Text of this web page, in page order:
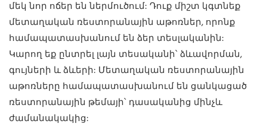
մեկ նոր ոճեր են ներմուծում: Դուք միշտ կգտնեք
մետաղական ռեստորանային աթոռներ, որոնք
համապատասխանում են ձեր տեսլականին:
Կարող եք ընտրել լայն տեսականի՝ ձևավորման,
գույների և ձևերի: Մետաղական ռեստորանային
աթոռները համապատասխանում են ցանկացած
ռեստորանային թեմայի՝ դասականից մինչև
ժամանակակից: